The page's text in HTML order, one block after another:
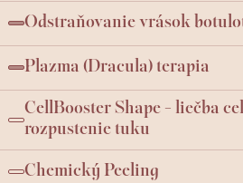
Odstraňovanie vrások
Plazma (Dracula) terapia
CellBooster Shape - liečba
rozpustenie tuku
Chemický Peeling